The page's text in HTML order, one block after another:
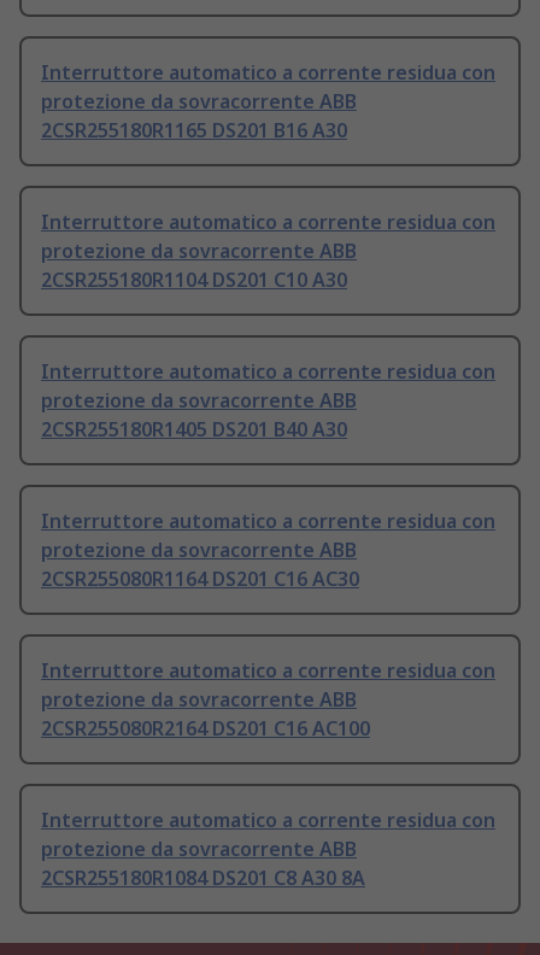
Interruttore automatico a corrente residua con
protezione da sovracorrente ABB
2CSR255180R1165 DS201 B16 A30
Interruttore automatico a corrente residua con
protezione da sovracorrente ABB
2CSR255180R1104 DS201 C10 A30
Interruttore automatico a corrente residua con
protezione da sovracorrente ABB
2CSR255180R1405 DS201 B40 A30
Interruttore automatico a corrente residua con
protezione da sovracorrente ABB
2CSR255080R1164 DS201 C16 AC30
Interruttore automatico a corrente residua con
protezione da sovracorrente ABB
2CSR255080R2164 DS201 C16 AC100
Interruttore automatico a corrente residua con
protezione da sovracorrente ABB
2CSR255180R1084 DS201 C8 A30 8A